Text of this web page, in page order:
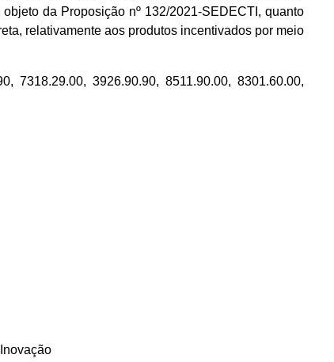
da Proposição nº 132/2021-SEDECTI, quanto
relativamente aos produtos incentivados por meio
7318.29.00, 3926.90.90, 8511.90.00, 8301.60.00,